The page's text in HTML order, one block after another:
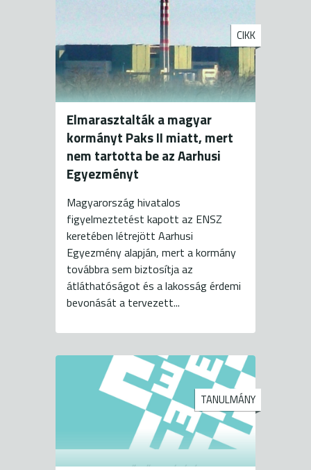
CIKK
Elmarasztalták a magyar
kormányt Paks II miatt, mert
nem tartotta be az Aarhusi
Egyezményt
Magyarország hivatalos
figyelmeztetést kapott az ENSZ
keretében létrejött Aarhusi
Egyezmény alapján, mert a kormány
továbbra sem biztosítja az
átláthatóságot és a lakosság érdemi
bevonását a tervezett...
TANULMÁNY